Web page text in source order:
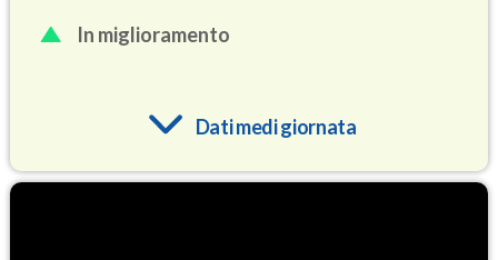
In miglioramento
Dati medi giornata